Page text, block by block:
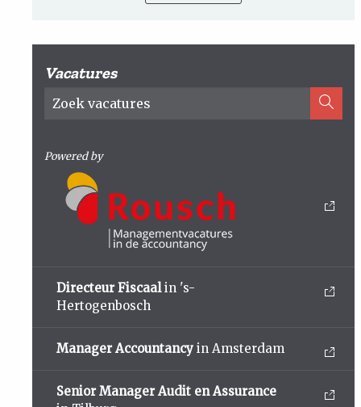
Vacatures
Powered by
Directeur Fiscaalin 's-
Hertogenbosch
Manager Accountancy in Amsterdam
Senior Manager Audit en Assurance